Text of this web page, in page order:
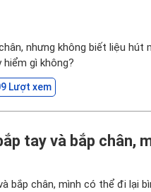
nhưng không biết liệu
hiểm gì không?
Lượt xem
tay và bắp chân,
bắp chân, mình có thể đi lại